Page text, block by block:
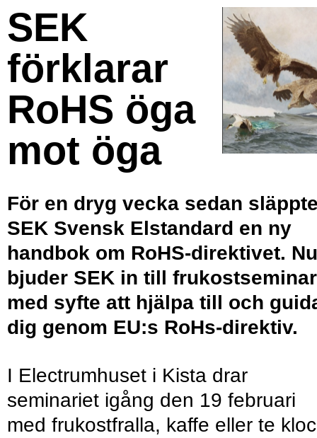
SEK
förklarar
RoHS öga
mot öga
För en dryg vecka sedan
SEK Svensk Elstandard en ny
handbok om RoHS-direktivet. Nu
bjuder SEK in till
med syfte att hjälpa till och
dig genom EU:s RoHs-direktiv.
I Electrumhuset i Kista drar
seminariet igång den 19 februari
med frukostfralla, kaffe eller te